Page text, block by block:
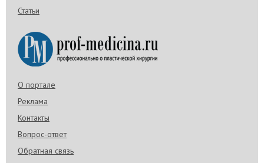
Статьи
О портале
Реклама
Контакты
Вопрос-ответ
Обратная связь